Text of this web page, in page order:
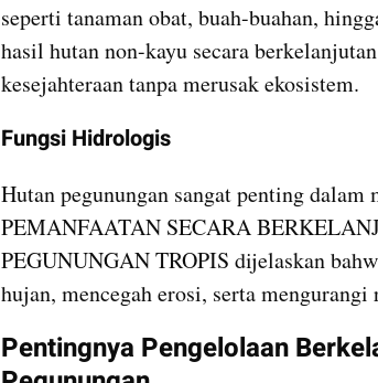
seperti tanaman obat, buah-buahan,
hasil hutan non-kayu secara
kesejahteraan tanpa merusak ekosistem.
Fungsi Hidrologis
Hutan pegunungan sangat penting
PEMANFAATAN SECARA
PEGUNUNGAN TROPIS dijelaskan
hujan, mencegah erosi, serta
Pentingnya Pengelolaan